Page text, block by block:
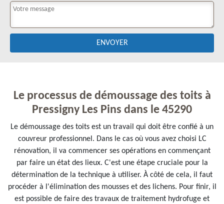
Le processus de démoussage des toits à
Pressigny Les Pins dans le 45290
Le démoussage des toits est un travail qui doit être confié à un
couvreur professionnel. Dans le cas où vous avez choisi LC
rénovation, il va commencer ses opérations en commençant
par faire un état des lieux. C'est une étape cruciale pour la
détermination de la technique à utiliser. À côté de cela, il faut
procéder à l'élimination des mousses et des lichens. Pour finir, il
est possible de faire des travaux de traitement hydrofuge et